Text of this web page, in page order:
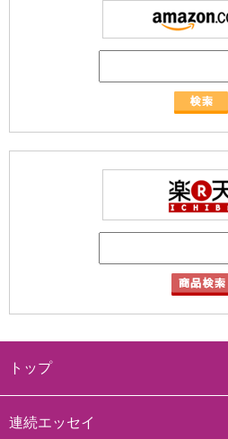
トップ
連続エッセイ